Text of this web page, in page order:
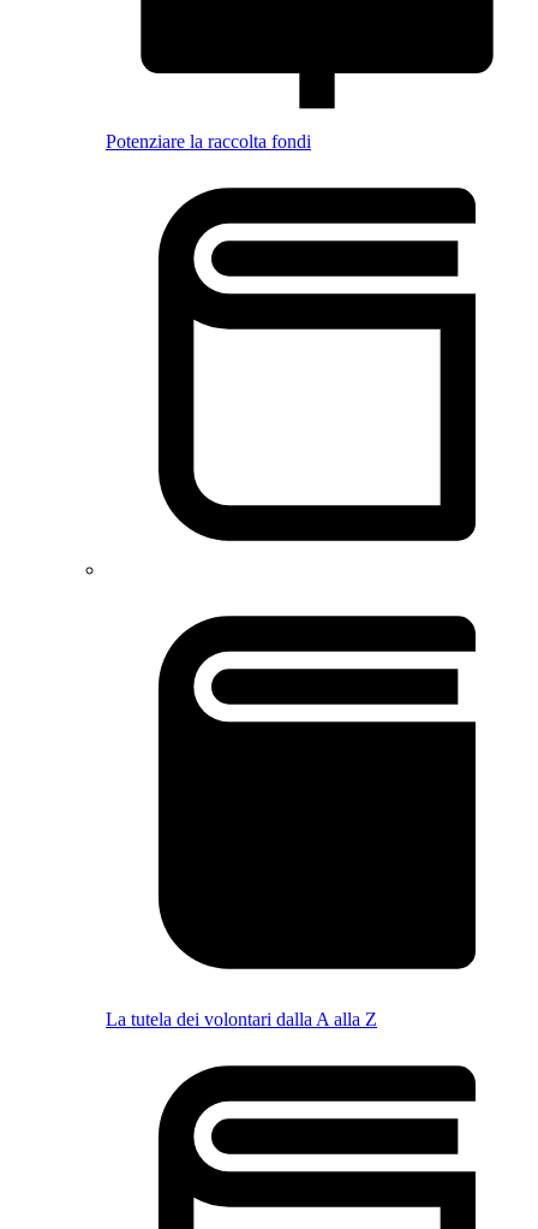
Potenziare la raccolta fondi
La tutela dei volontari dalla A alla Z